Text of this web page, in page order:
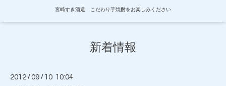
宮崎すき酒造 こだわり芋焼酎をお楽しみください
新着情報
2012 /09 / 10 10:04